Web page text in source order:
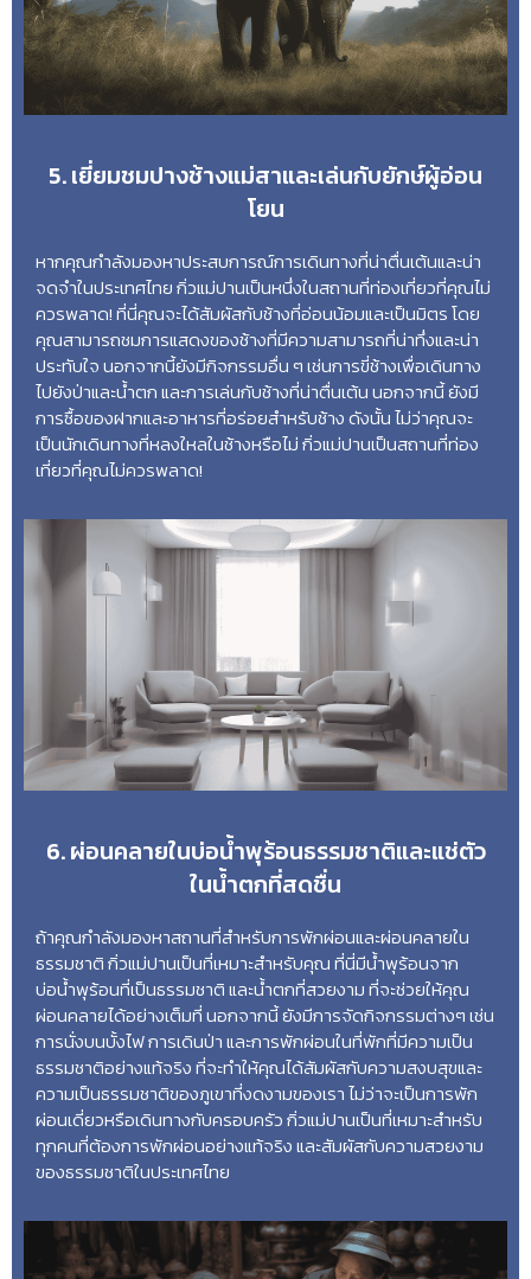
5. เยี่ยมชมปางช้างแม่สาและเล่นกับยักษ์ผู้อ่อน
โยน
หากคุณกำลังมองหาประสบการณ์การเดินทางที่น่าตื่นเต้นและน่า
จดจำในประเทศไทย กิ่วแม่ปานเป็นหนึ่งในสถานที่ท่องเที่ยวที่คุณไม่
ควรพลาด! ที่นี่คุณจะได้สัมผัสกับช้างที่อ่อนน้อมและเป็นมิตร โดย
คุณสามารถชมการแสดงของช้างที่มีความสามารถที่น่าทึ่งและน่า
ประทับใจ นอกจากนี้ยังมีกิจกรรมอื่น ๆ เช่นการขี่ช้างเพื่อเดินทาง
ไปยังป่าและน้ำตก และการเล่นกับช้างที่น่าตื่นเต้น นอกจากนี้ ยังมี
การซื้อของฝากและอาหารที่อร่อยสำหรับช้าง ดังนั้น ไม่ว่าคุณจะ
เป็นนักเดินทางที่หลงใหลในช้างหรือไม่ กิ่วแม่ปานเป็นสถานที่ท่อง
เที่ยวที่คุณไม่ควรพลาด!
6. ผ่อนคลายในบ่อน้ำพุร้อนธรรมชาติและแช่ตัว
ในน้ำตกที่สดชื่น
ถ้าคุณกำลังมองหาสถานที่สำหรับการพักผ่อนและผ่อนคลายใน
ธรรมชาติ กิ่วแม่ปานเป็นที่เหมาะสำหรับคุณ ที่นี่มีน้ำพุร้อนจาก
บ่อน้ำพุร้อนที่เป็นธรรมชาติ และน้ำตกที่สวยงาม ที่จะช่วยให้คุณ
ผ่อนคลายได้อย่างเต็มที่ นอกจากนี้ ยังมีการจัดกิจกรรมต่างๆ เช่น
การนั่งบนบั้งไฟ การเดินป่า และการพักผ่อนในที่พักที่มีความเป็น
ธรรมชาติอย่างแท้จริง ที่จะทำให้คุณได้สัมผัสกับความสงบสุขและ
ความเป็นธรรมชาติของภูเขาที่งดงามของเรา ไม่ว่าจะเป็นการพัก
ผ่อนเดี่ยวหรือเดินทางกับครอบครัว กิ่วแม่ปานเป็นที่เหมาะสำหรับ
ทุกคนที่ต้องการพักผ่อนอย่างแท้จริง และสัมผัสกับความสวยงาม
ของธรรมชาติในประเทศไทย